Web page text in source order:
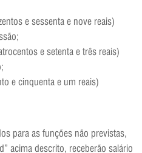
e sessenta e nove reais)
e setenta e três reais)
e cinquenta e um reais)
para as funções não previstas,
acima descrito, receberão salário